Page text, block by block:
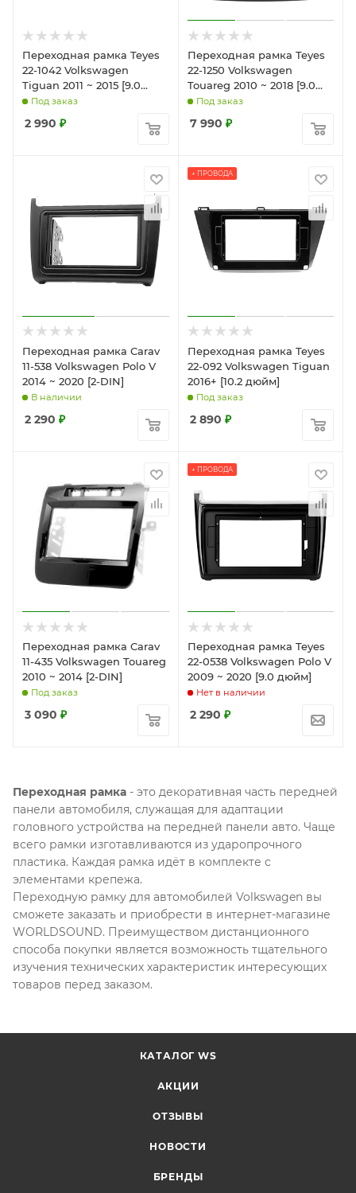
Переходная рамка Teyes
22-1042 Volkswagen
Tiguan 2011 ~ 2015 [9.0
дюйм]
Под заказ
2 990 ₽
Переходная рамка Teyes
22-1250 Volkswagen
Touareg 2010 ~ 2018 [9.0
дюйм]
Под заказ
7 990 ₽
Переходная рамка Carav
11-538 Volkswagen Polo V
2014 ~ 2020 [2-DIN]
В наличии
2 290 ₽
+ ПРОВОДА
Переходная рамка Teyes
22-092 Volkswagen Tiguan
2016+ [10.2 дюйм]
Под заказ
2 890 ₽
Переходная рамка Carav
11-435 Volkswagen Touareg
2010 ~ 2014 [2-DIN]
Под заказ
3 090 ₽
+ ПРОВОДА
Переходная рамка Teyes
22-0538 Volkswagen Polo V
2009 ~ 2020 [9.0 дюйм]
Нет в наличии
2 290 ₽
Переходная рамка - это декоративная часть передней
панели автомобиля, служащая для адаптации
головного устройства на передней панели авто. Чаще
всего рамки изготавливаются из ударопрочного
пластика. Каждая рамка идёт в комплекте с
элементами крепежа.
Переходную рамку для автомобилей Volkswagen вы
сможете заказать и приобрести в интернет-магазине
WORLDSOUND. Преимуществом дистанционного
способа покупки является возможность тщательного
изучения технических характеристик интересующих
товаров перед заказом.
КАТАЛОГ WS
АКЦИИ
ОТЗЫВЫ
НОВОСТИ
БРЕНДЫ